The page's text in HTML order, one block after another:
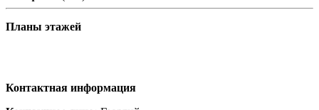
Планы этажей
Контактная информация